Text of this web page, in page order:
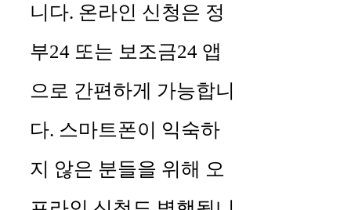
니다. 온라인 신청은 정
부24 또는 보조금24 앱
으로 간편하게 가능합니
다. 스마트폰이 익숙하
지 않은 분들을 위해 오